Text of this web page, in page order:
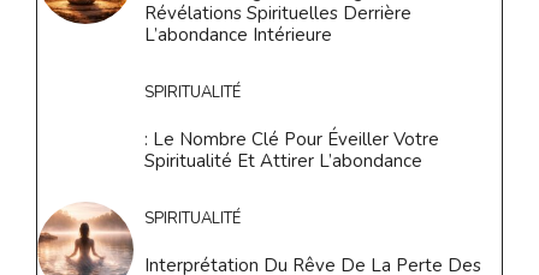
Révélations Spirituelles Derrière
L’abondance Intérieure
SPIRITUALITÉ
: Le Nombre Clé Pour Éveiller Votre
Spiritualité Et Attirer L’abondance
SPIRITUALITÉ
Interprétation Du Rêve De La Perte Des